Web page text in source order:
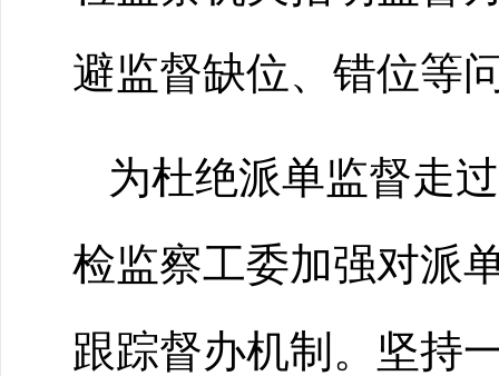
避监督缺位、错位等
为杜绝派单监督走
检监察工委加强对派
跟踪督办机制。坚持